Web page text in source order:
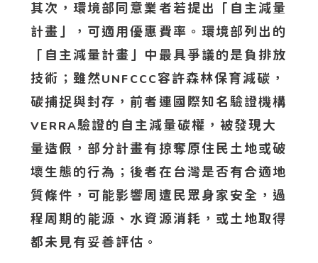
其次，環境部同意業者若提出「自主減量
計畫」，可適用優惠費率。環境部列出的
「自主減量計畫」中最具爭議的是負排放
技術；雖然UNFCCC容許森林保育減碳，
碳捕捉與封存，前者連國際知名驗證機構
VERRA驗證的自主減量碳權，被發現大
量造假，部分計畫有掠奪原住民土地或破
壞生態的行為；後者在台灣是否有合適地
質條件，可能影響周遭民眾身家安全，過
程周期的能源、水資源消耗，或土地取得
都未見有妥善評估。